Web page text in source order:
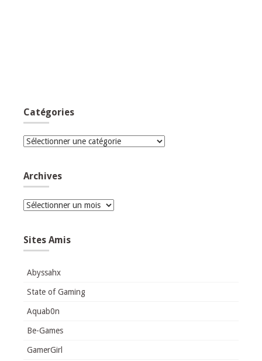
Catégories
Catégories
Archives
Archives
Sites Amis
Abyssahx
State of Gaming
Aquab0n
Be-Games
GamerGirl